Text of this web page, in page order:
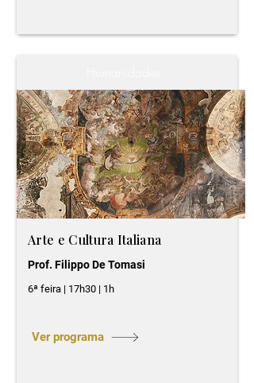
Arte e Cultura Italiana
Prof. Filippo De Tomasi
6ª feira | 17h30 | 1h
Ver programa